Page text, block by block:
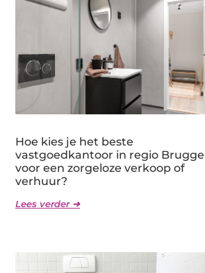
Hoe kies je het beste
vastgoedkantoor in regio Brugge
voor een zorgeloze verkoop of
verhuur?
Lees verder ➜